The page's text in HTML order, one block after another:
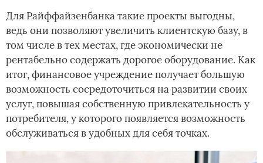
Для Райффайзенбанка такие проекты выгодны,
ведь они позволяют увеличить клиентскую базу, в
том числе в тех местах, где экономически не
рентабельно содержать дорогое оборудование. Как
итог, финансовое учреждение получает большую
возможность сосредоточиться на развитии своих
услуг, повышая собственную привлекательность у
потребителя, у которого появляется возможность
обслуживаться в удобных для себя точках.